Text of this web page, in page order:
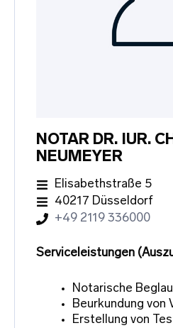
NOTAR DR. IUR.
NEUMEYER
Elisabethstraße 5
40217 Düsseldorf
+49 2119 336000
Serviceleistungen
Notarische
Beurkundung von
Erstellung von